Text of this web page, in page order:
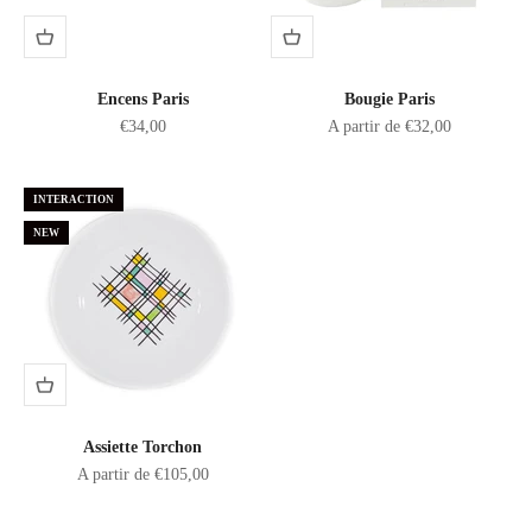
Encens Paris
Prix de vente
€34,00
Bougie Paris
Prix de vente
A partir de €32,00
INTERACTION
NEW
Assiette Torchon
Prix de vente
A partir de €105,00